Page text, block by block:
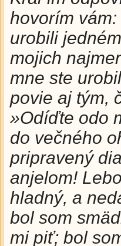
hovorím
urobili
mojich
mne ste
povie aj tým,
»Odíďte odo
do večného
pripravený
anjelom!
hladný, a
bol som
mi piť; bol